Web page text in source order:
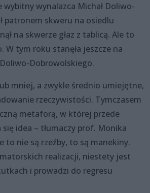
wybitny wynalazca Michał Doliwo-
patronem skweru na osiedlu
na skwerze głaz z tablicą. Ale to
W tym roku stanęła jeszcze na
Dobrowolskiego.
mniej, a zwykle średnio umiejętne,
rzeczywistości. Tymczasem
metaforą, w której przede
idea – tłumaczy prof. Monika
to nie są rzeźby, to są manekiny.
realizacji, niestety jest
i prowadzi do regresu